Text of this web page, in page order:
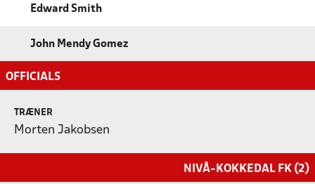
Edward Smith
John Mendy Gomez
OFFICIALS
TRÆNER
Morten Jakobsen
NIVÅ-KOKKEDAL FK (2)